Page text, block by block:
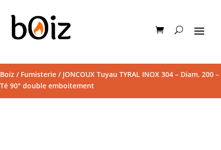
Boiz / Fumisterie / JONCOUX Tuyau TYRAL INOX 304 – Diam. 200 –
Té 90° double emboitement